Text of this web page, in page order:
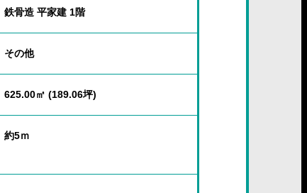
鉄骨造 平家建 1階
その他
625.00㎡ (189.06坪)
約5ｍ